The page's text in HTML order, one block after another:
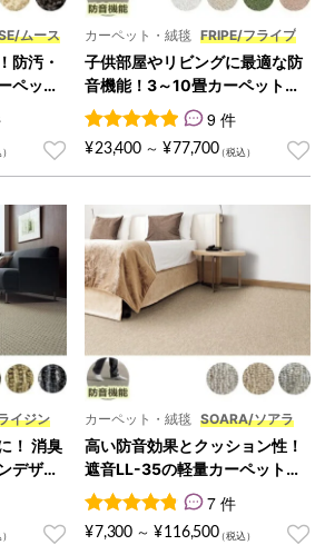
ムース
防汚・
ペット
く5段階評価のうち、4.91 点
カーペット・絨毯 FRIPE/フライプ
子供部屋やリビングに最適な防
音機能！3～10畳カーペット『F
RIPE/フライプ』
9
件の利用者評価に基づく5段
9 件
¥23,400 ～ ¥ 77,700
イジン
！ 消臭
デザイ
イジ
く5段階評価のうち、4.63 点
カーペット・絨毯 SOARA/ソアラ
高い防音効果とクッション性！
遮音LL-35の軽量カーペット
『SOARA/ソアラ』
7
件の利用者評価に基づく5段
7 件
¥ 7,300 ～ ¥116,500